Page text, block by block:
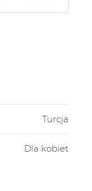
Turcja
Dla kobiet